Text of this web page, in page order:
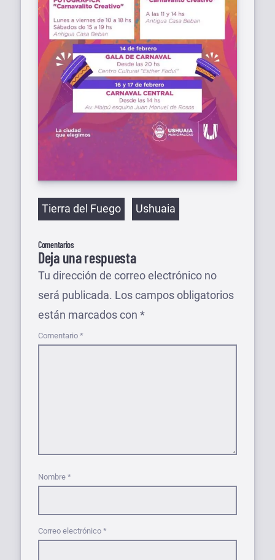
Etiquetas
Tierra del Fuego Ushuaia
Comentarios
Deja una respuesta
Tu dirección de correo electrónico no
será publicada. Los campos obligatorios
están marcados con *
Comentario *
Nombre *
Correo electrónico *